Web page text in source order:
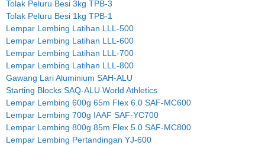
Tolak Peluru Besi 3kg TPB-3
Tolak Peluru Besi 1kg TPB-1
Lempar Lembing Latihan LLL-500
Lempar Lembing Latihan LLL-600
Lempar Lembing Latihan LLL-700
Lempar Lembing Latihan LLL-800
Gawang Lari Aluminium SAH-ALU
Starting Blocks SAQ-ALU World Athletics
Lempar Lembing 600g 65m Flex 6.0 SAF-MC600
Lempar Lembing 700g IAAF SAF-YC700
Lempar Lembing 800g 85m Flex 5.0 SAF-MC800
Lempar Lembing Pertandingan YJ-600